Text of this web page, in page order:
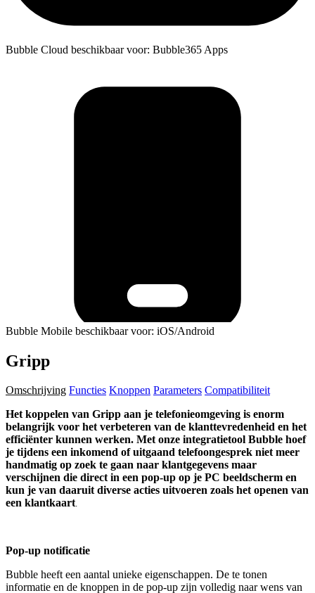
Bubble Cloud beschikbaar voor: Bubble365 Apps
Bubble Mobile beschikbaar voor: iOS/Android
Gripp
Omschrijving Functies Knoppen Parameters Compatibiliteit
Het koppelen van Gripp aan je telefonieomgeving is enorm
belangrijk voor het verbeteren van de klanttevredenheid en het
efficiënter kunnen werken. Met onze integratietool Bubble hoef
je tijdens een inkomend of uitgaand telefoongesprek niet meer
handmatig op zoek te gaan naar klantgegevens maar
verschijnen die direct in een pop-up op je PC beeldscherm en
kun je van daaruit diverse acties uitvoeren zoals het openen van
een klantkaart.
Pop-up notificatie
Bubble heeft een aantal unieke eigenschappen. De te tonen
informatie en de knoppen in de pop-up zijn volledig naar wens van